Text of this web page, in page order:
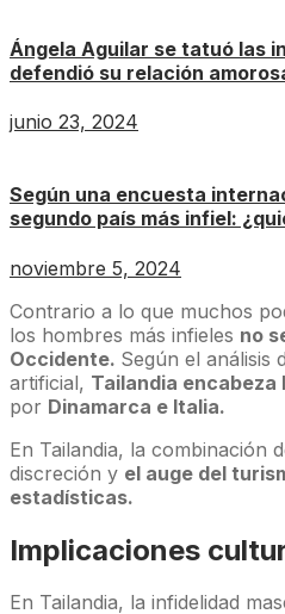
Ángela Aguilar se tatuó las
defendió su relación
junio 23, 2024
Según una encuesta
segundo país más infiel:
noviembre 5, 2024
Contrario a lo que muchos
los hombres más infieles no
Occidente. Según el análisis
artificial, Tailandia encabeza
por Dinamarca e Italia.
En Tailandia, la combinación
discreción y el auge del
estadísticas.
Implicaciones
En Tailandia, la infidelidad